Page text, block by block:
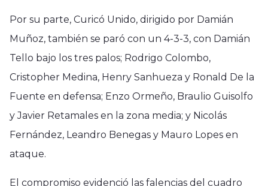
Por su parte, Curicó Unido, dirigido por Damián
Muñoz, también se paró con un 4-3-3, con Damián
Tello bajo los tres palos; Rodrigo Colombo,
Cristopher Medina, Henry Sanhueza y Ronald De la
Fuente en defensa; Enzo Ormeño, Braulio Guisolfo
y Javier Retamales en la zona media; y Nicolás
Fernández, Leandro Benegas y Mauro Lopes en
ataque.
El compromiso evidenció las falencias del cuadro